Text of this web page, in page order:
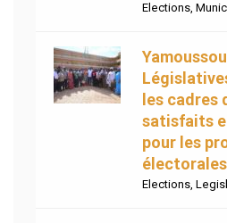
Elections,
les cadres
satisfaits
pour les
Elections,